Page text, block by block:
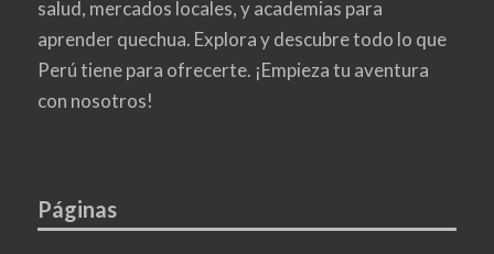
salud, mercados locales, y academias para
aprender quechua. Explora y descubre todo lo que
Perú tiene para ofrecerte. ¡Empieza tu aventura
con nosotros!
Páginas